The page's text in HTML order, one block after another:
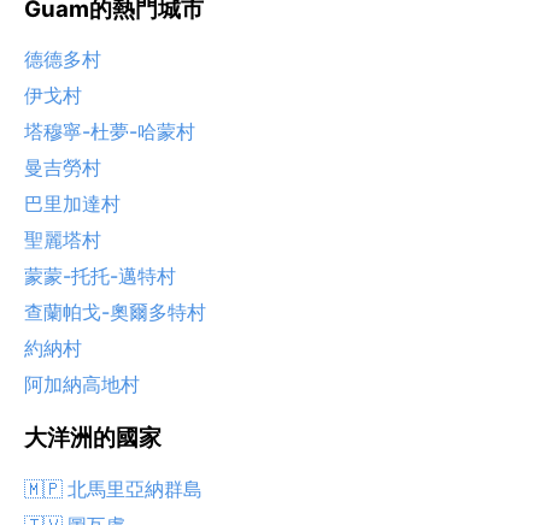
Guam的熱門城市
德德多村
伊戈村
塔穆寧-杜夢-哈蒙村
曼吉勞村
巴里加達村
聖麗塔村
蒙蒙-托托-邁特村
查蘭帕戈-奧爾多特村
約納村
阿加納高地村
大洋洲的國家
🇲🇵 北馬里亞納群島